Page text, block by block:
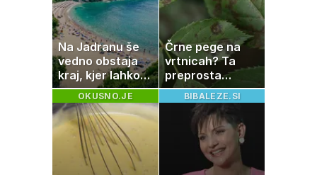
Na Jadranu še
vedno obstaja
kraj, kjer lahko
dopustujete
poceni:
nastanitev že od
10 evrov, kosilo
za pet evrov
Črne pege na
vrtnicah? Ta
preprosta
sestavina
pomaga
preprečiti
težavo
OKUSNO.JE BIBALEZE.SI